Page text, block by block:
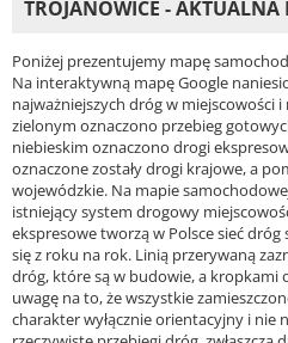
TROJANOWICE - AKTUALNA
Poniżej prezentujemy mapę
Na interaktywną mapę Google
najważniejszych dróg w miejscowości
zielonym oznaczono przebieg
niebieskim oznaczono drogi
oznaczone zostały drogi krajowe, a
wojewódzkie. Na mapie
istniejący system drogowy
ekspresowe tworzą w Polsce sieć
się z roku na rok. Linią przerywaną
dróg, które są w budowie, a kropkami
uwagę na to, że wszystkie
charakter wyłącznie orientacyjny i nie